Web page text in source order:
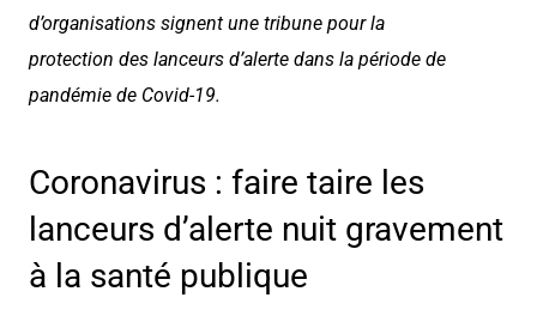
d’organisations signent une tribune pour la
protection des lanceurs d’alerte dans la période de
pandémie de Covid-19.
Coronavirus : faire taire les
lanceurs d’alerte nuit gravement
à la santé publique